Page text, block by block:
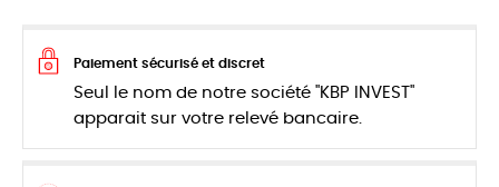
Paiement sécurisé et discret
Seul le nom de notre société "KBP INVEST"
apparait sur votre relevé bancaire.